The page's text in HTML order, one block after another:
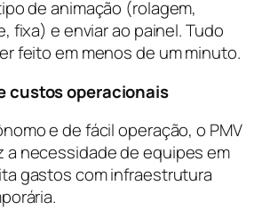
de animação (rolagem,
fixa) e enviar ao painel. Tudo
feito em menos de um minuto.
custos operacionais
e de fácil operação, o PMV
a necessidade de equipes em
gastos com infraestrutura